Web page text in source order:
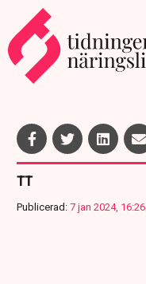
TT
Publicerad: 7 jan 2024, 16:26